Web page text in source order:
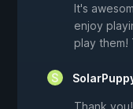
It's
enjoy
play them!
Thank